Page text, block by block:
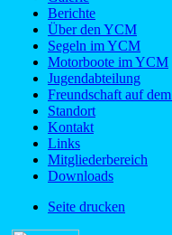
Berichte
Über den YCM
Segeln im YCM
Motorboote im YCM
Jugendabteilung
Freundschaft auf
Standort
Kontakt
Links
Mitgliederbereich
Downloads
Seite drucken